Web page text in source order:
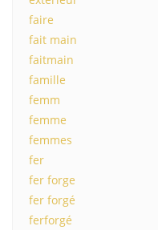
faire
fait main
faitmain
famille
femm
femme
femmes
fer
fer forge
fer forgé
ferforgé